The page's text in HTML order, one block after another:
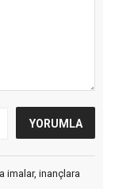
imalar, inançlara